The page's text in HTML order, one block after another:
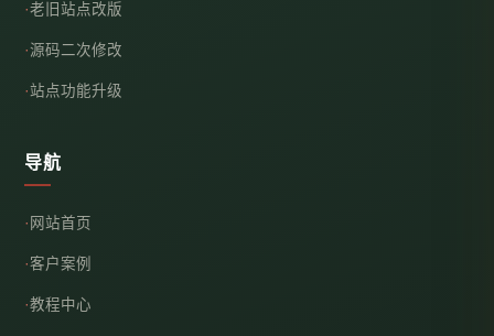
老旧站点改版
源码二次修改
站点功能升级
导航
网站首页
客户案例
教程中心